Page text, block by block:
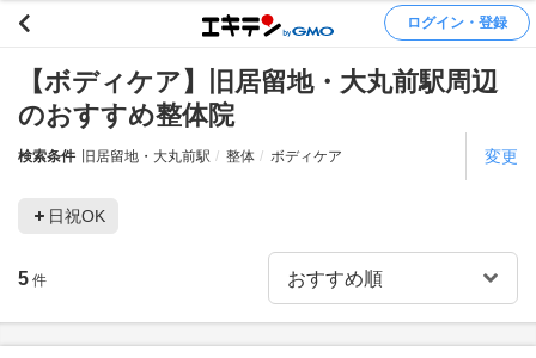
ログイン・登録
【ボディケア】旧居留地・大丸前駅周辺
のおすすめ整体院
検索条件 旧居留地・大丸前駅 整体 ボディケア 変更
日祝OK
5 件